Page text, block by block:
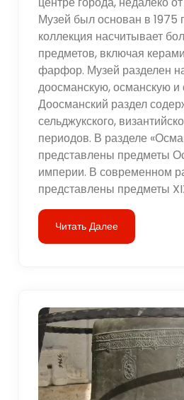
Музей был основан в 1975
коллекция насчитывает
предметов, включая
фарфор. Музей разделен
доосманскую, османскую
Доосманский раздел
сельджукского,
периодов. В разделе
представлены предметы
империи. В современном
представлены предметы
Читать Далее